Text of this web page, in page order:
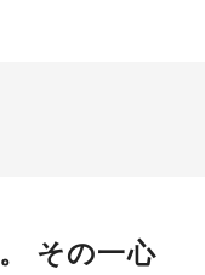
その一心